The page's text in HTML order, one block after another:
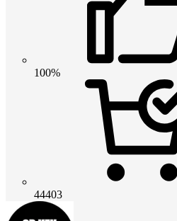
100%
44403